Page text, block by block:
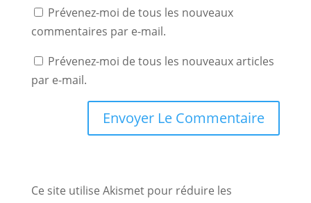
Prévenez-moi de tous les nouveaux
commentaires par e-mail.
Prévenez-moi de tous les nouveaux articles
par e-mail.
Ce site utilise Akismet pour réduire les